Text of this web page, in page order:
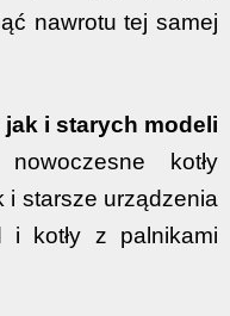
nawrotu tej samej
jak i starych modeli
kotły
i starsze urządzenia
i kotły z palnikami